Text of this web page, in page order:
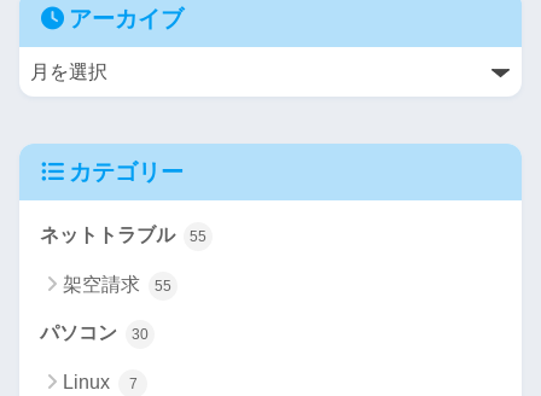
アーカイブ
カテゴリー
ネットトラブル 55
架空請求 55
パソコン 30
Linux 7